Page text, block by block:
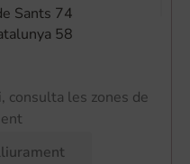
Sants 74
58
consulta les zones de